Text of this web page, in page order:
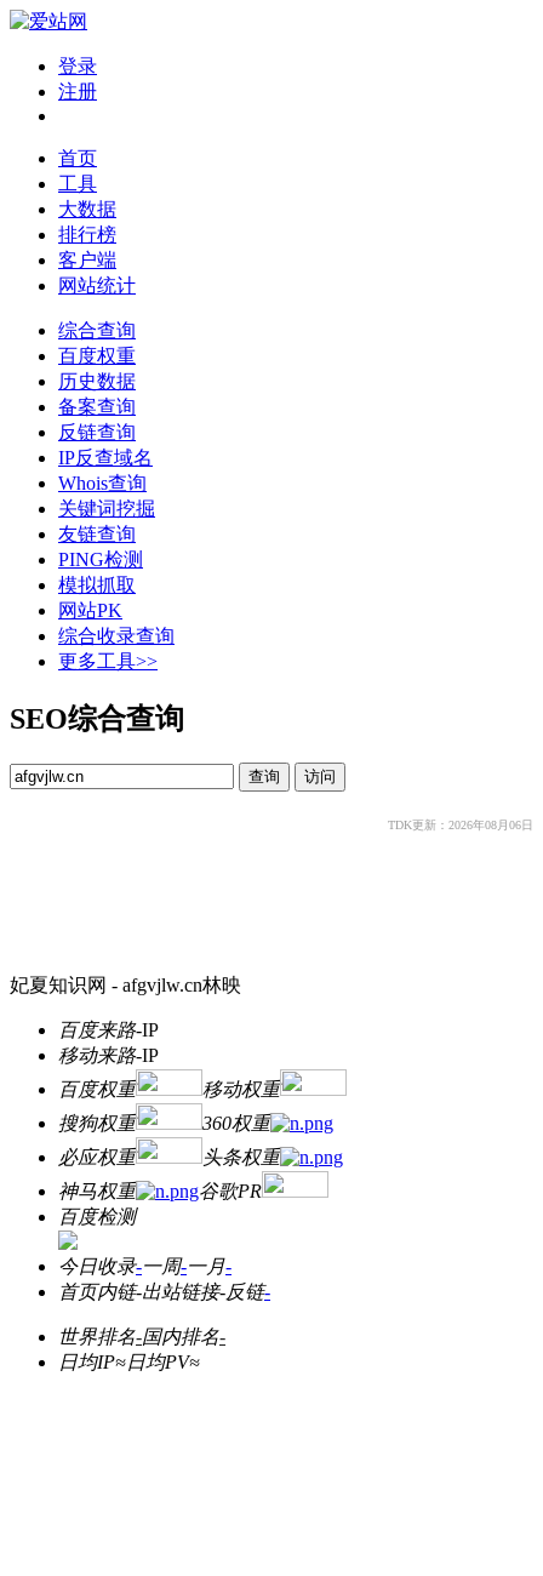
登录
注册
首页
工具
大数据
排行榜
客户端
网站统计
综合查询
百度权重
历史数据
备案查询
反链查询
IP反查域名
Whois查询
关键词挖掘
友链查询
PING检测
模拟抓取
网站PK
综合收录查询
更多工具>>
SEO综合查询
TDK更新：2026年08月06日
妃夏知识网 - afgvjlw.cn林映
百度来路-IP
移动来路-IP
百度权重
移动权重
搜狗权重
360权重
必应权重
头条权重
神马权重
谷歌PR
百度检测
今日收录-一周-一月-
首页内链-出站链接-反链-
世界排名-国内排名-
日均IP≈日均PV≈